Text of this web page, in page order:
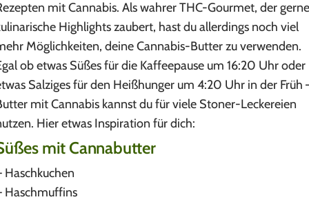
mit Cannabis. Als wahrer THC-Gourmet, der gerne
Highlights zaubert, hast du allerdings noch viel
Möglichkeiten, deine Cannabis-Butter zu verwenden.
ob etwas Süßes für die Kaffeepause um 16:20 Uhr oder
Salziges für den Heißhunger um 4:20 Uhr in der Früh
mit Cannabis kannst du für viele Stoner-Leckereien
Hier etwas Inspiration für dich:
mit Cannabutter
Haschkuchen
Haschmuffins